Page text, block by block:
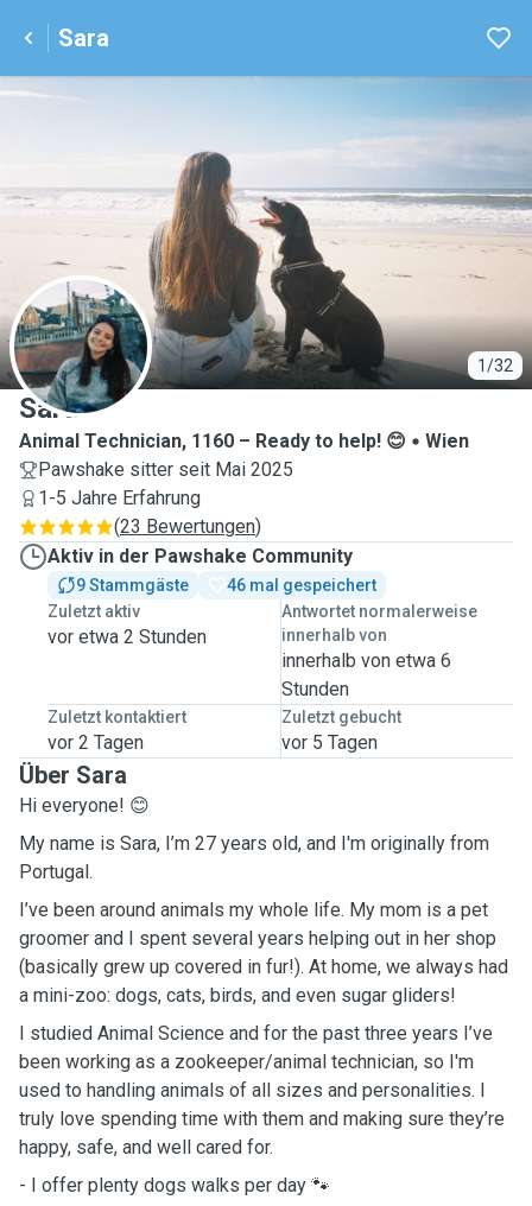
Sara
1/32
S
Sara
Animal Technician, 1160 – Ready to help! 😊
Wien
Pawshake sitter seit Mai 2025
1-5 Jahre Erfahrung
(23 Bewertungen)
Aktiv in der Pawshake Community
9 Stammgäste
46 mal gespeichert
Zuletzt aktiv
vor etwa 2 Stunden
Antwortet normalerweise
innerhalb von
innerhalb von etwa 6
Stunden
Zuletzt kontaktiert
vor 2 Tagen
Zuletzt gebucht
vor 5 Tagen
Über Sara
Hi everyone! 😊
My name is Sara, I’m 27 years old, and I'm originally from
Portugal.
I’ve been around animals my whole life. My mom is a pet
groomer and I spent several years helping out in her shop
(basically grew up covered in fur!). At home, we always had
a mini-zoo: dogs, cats, birds, and even sugar gliders!
I studied Animal Science and for the past three years I’ve
been working as a zookeeper/animal technician, so I'm
used to handling animals of all sizes and personalities. I
truly love spending time with them and making sure they’re
happy, safe, and well cared for.
- I offer plenty dogs walks per day 🐾